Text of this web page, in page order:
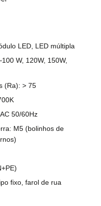
LED, LED múltipla
W, 120W, 150W,
(Ra): > 75
50/60Hz
M5 (bolinhos de
fixo, farol de rua